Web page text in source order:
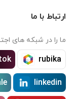
ارتباط با ما
ما را در شبکه های
rubika
linkedin